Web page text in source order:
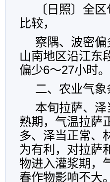
〔日照〕全
比较，
察隅、波密
山南地区沿江东
偏少6～27小时。
二、农业气象
本旬拉萨、
熟期，气温拉萨
多、泽当正常、
为有利，对拉萨
物进入灌浆期，
春作物影响不大